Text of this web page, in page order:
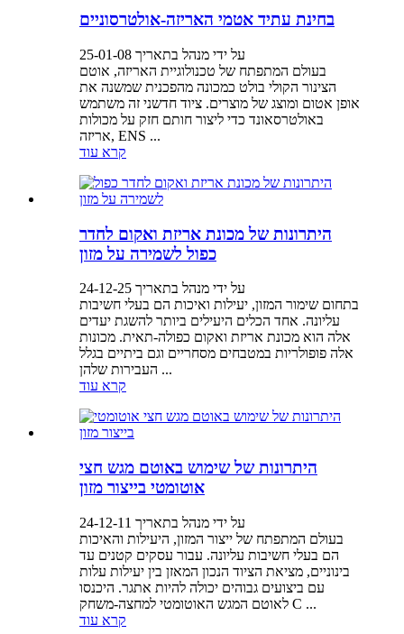
בחינת עתיד אטמי האריזה-אולטרסוניים
על ידי מנהל בתאריך 25-01-08
בעולם המתפתח של טכנולוגיית האריזה, אוטם
הצינור הקולי בולט כמכונה מהפכנית שמשנה את
אופן אטום ומוצג של מוצרים. ציוד חדשני זה משתמש
באולטרסאונד כדי ליצור חותם חזק על מכולות
אריזה, ENS ...
קרא עוד
היתרונות של מכונת אריזת ואקום לחדר
כפול לשמירה על מזון
על ידי מנהל בתאריך 24-12-25
בתחום שימור המזון, יעילות ואיכות הם בעלי חשיבות
עליונה. אחד הכלים היעילים ביותר להשגת יעדים
אלה הוא מכונת אריזת ואקום כפולה-תאית. מכונות
אלה פופולריות במטבחים מסחריים וגם ביתיים בגלל
העבירות שלהן ...
קרא עוד
היתרונות של שימוש באוטם מגש חצי
אוטומטי בייצור מזון
על ידי מנהל בתאריך 24-12-11
בעולם המתפתח של ייצור המזון, היעילות והאיכות
הם בעלי חשיבות עליונה. עבור עסקים קטנים עד
בינוניים, מציאת הציוד הנכון המאזן בין יעילות עלות
עם ביצועים גבוהים יכולה להיות אתגר. היכנסו
לאוטם המגש האוטומטי למחצה-משחק C ...
קרא עוד